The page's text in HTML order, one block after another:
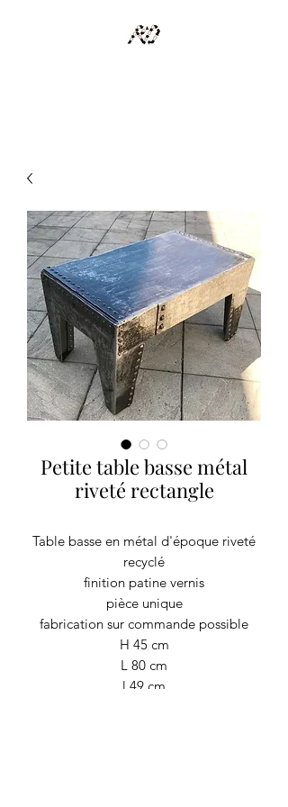
Petite table basse métal
riveté rectangle
Table basse en métal d'époque riveté
recyclé
finition patine vernis
pièce unique
fabrication sur commande possible
H 45 cm
L 80 cm
l 49 cm